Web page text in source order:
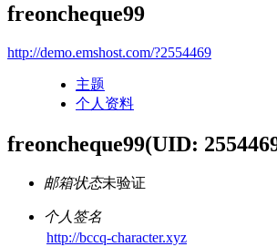
freoncheque99
http://demo.emshost.com/?2554469
主题
个人资料
freoncheque99(UID:
邮箱状态未验证
个人签名
http://bccq-character.xyz